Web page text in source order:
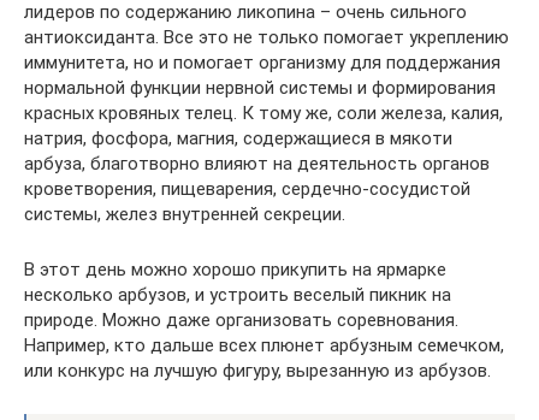
лидеров по содержанию ликопина – очень сильного
антиоксиданта. Все это не только помогает укреплению
иммунитета, но и помогает организму для поддержания
нормальной функции нервной системы и формирования
красных кровяных телец. К тому же, соли железа, калия,
натрия, фосфора, магния, содержащиеся в мякоти
арбуза, благотворно влияют на деятельность органов
кроветворения, пищеварения, сердечно-сосудистой
системы, желез внутренней секреции.
В этот день можно хорошо прикупить на ярмарке
несколько арбузов, и устроить веселый пикник на
природе. Можно даже организовать соревнования.
Например, кто дальше всех плюнет арбузным семечком,
или конкурс на лучшую фигуру, вырезанную из арбузов.